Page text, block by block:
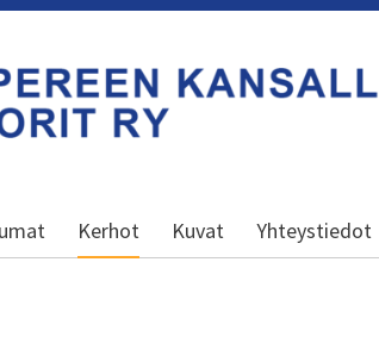
Kerhot Kuvat Yhteystiedot